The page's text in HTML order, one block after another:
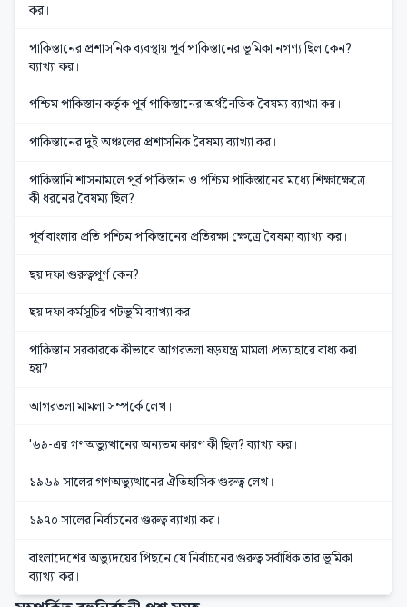
কর।
পাকিস্তানের প্রশাসনিক ব্যবস্থায় পূর্ব পাকিস্তানের ভূমিকা নগণ্য ছিল কেন?
ব্যাখ্যা কর।
পশ্চিম পাকিস্তান কর্তৃক পূর্ব পাকিস্তানের অর্থনৈতিক বৈষম্য ব্যাখ্যা কর।
পাকিস্তানের দুই অঞ্চলের প্রশাসনিক বৈষম্য ব্যাখ্যা কর।
পাকিস্তানি শাসনামলে পূর্ব পাকিস্তান ও পশ্চিম পাকিস্তানের মধ্যে শিক্ষাক্ষেত্রে
কী ধরনের বৈষম্য ছিল?
পূর্ব বাংলার প্রতি পশ্চিম পাকিস্তানের প্রতিরক্ষা ক্ষেত্রে বৈষম্য ব্যাখ্যা কর।
ছয় দফা গুরুত্বপূর্ণ কেন?
ছয় দফা কর্মসূচির পটভূমি ব্যাখ্যা কর।
পাকিস্তান সরকারকে কীভাবে আগরতলা ষড়যন্ত্র মামলা প্রত্যাহারে বাধ্য করা
হয়?
আগরতলা মামলা সম্পর্কে লেখ।
'৬৯-এর গণঅভ্যুত্থানের অন্যতম কারণ কী ছিল? ব্যাখ্যা কর।
১৯৬৯ সালের গণঅভ্যুত্থানের ঐতিহাসিক গুরুত্ব লেখ।
১৯৭০ সালের নির্বাচনের গুরুত্ব ব্যাখ্যা কর।
বাংলাদেশের অভ্যুদয়ের পিছনে যে নির্বাচনের গুরুত্ব সর্বাধিক তার ভূমিকা
ব্যাখ্যা কর।